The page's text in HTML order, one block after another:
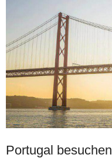
Portugal besuchen